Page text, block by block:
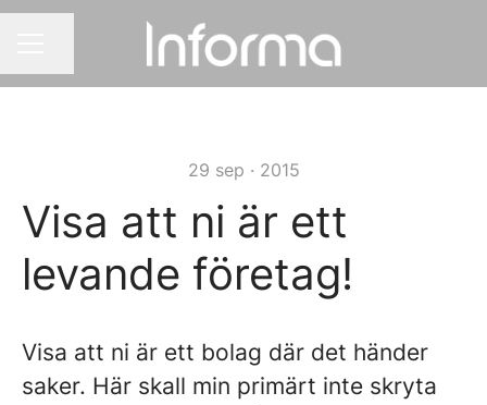
29 sep · 2015
Visa att ni är ett
levande företag!
Visa att ni är ett bolag där det händer
saker. Här skall min primärt inte skryta